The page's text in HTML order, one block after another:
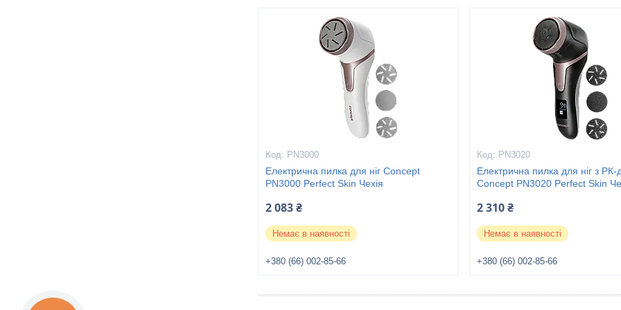
PN3000
Електрична пилка для ніг Concept
PN3000 Perfect Skin Чехія
2 083 ₴
Немає в наявності
+380 (66) 002-85-66
PN3020
Електрична пилка для ніг з
Concept PN3020 Perfect Skin
2 310 ₴
Немає в наявності
+380 (66) 002-85-66